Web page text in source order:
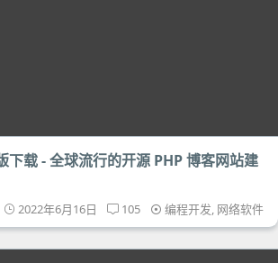
载 - 全球流行的开源 PHP 博客网站建
2022年6月16日 105 编程开发, 网络软件